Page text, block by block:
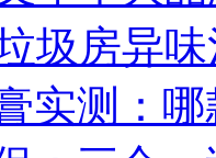
圾房异
实测：